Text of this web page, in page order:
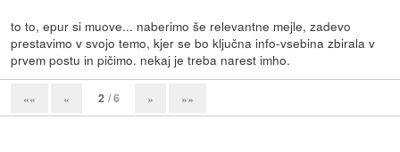
to to, epur si muove... naberimo še relevantne mejle, zadevo
prestavimo v svojo temo, kjer se bo ključna info-vsebina zbirala v
prvem postu in pičimo. nekaj je treba narest imho.
«« « 2 / 6 » »»